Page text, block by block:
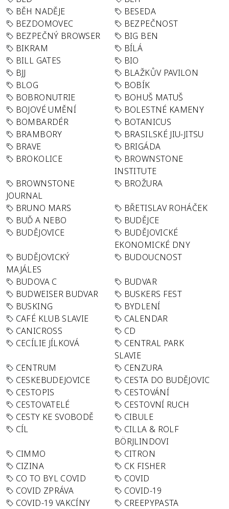
BĚH NADĚJE
BESEDA
BEZDOMOVEC
BEZPEČNOST
BEZPEČNÝ BROWSER
BIG BEN
BIKRAM
BÍLÁ
BILL GATES
BIO
BJJ
BLAŽKŮV PAVILON
BLOG
BOBÍK
BOBRONUTRIE
BOHUŠ MATUŠ
BOJOVÉ UMĚNÍ
BOLESTNÉ KAMENY
BOMBARDÉR
BOTANICUS
BRAMBORY
BRASILSKÉ JIU-JITSU
BRAVE
BRIGÁDA
BROKOLICE
BROWNSTONE
INSTITUTE
BROWNSTONE
JOURNAL
BROŽURA
BRUNO MARS
BŘETISLAV ROHÁČEK
BUĎ A NEBO
BUDĚJCE
BUDĚJOVICE
BUDĚJOVICKÉ
EKONOMICKÉ DNY
BUDĚJOVICKÝ
MAJÁLES
BUDOUCNOST
BUDOVA C
BUDVAR
BUDWEISER BUDVAR
BUSKERS FEST
BUSKING
BYDLENÍ
CAFÉ KLUB SLAVIE
CALENDAR
CANICROSS
CD
CECÍLIE JÍLKOVÁ
CENTRAL PARK
SLAVIE
CENTRUM
CENZURA
CESKEBUDEJOVICE
CESTA DO BUDĚJOVIC
CESTOPIS
CESTOVÁNÍ
CESTOVATELÉ
CESTOVNÍ RUCH
CESTY KE SVOBODĚ
CIBULE
CÍL
CILLA & ROLF
BÖRJLINDOVI
CIMMO
CITRON
CIZINA
CK FISHER
CO TO BYL COVID
COVID
COVID ZPRÁVA
COVID-19
COVID-19 VAKCÍNY
CREEPYPASTA